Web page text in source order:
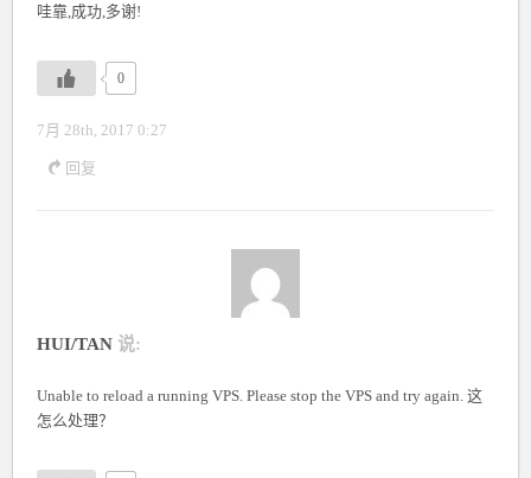
哇靠,成功,多谢!
0
7月 28th, 2017 0:27
回复
HUI/TAN 说:
Unable to reload a running VPS. Please stop the VPS and try again. 这
怎么处理？